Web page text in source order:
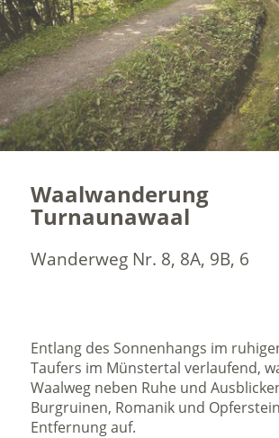
Waalwanderung
Turnaunawaal
Wanderweg Nr. 8, 8A, 9B, 6
Entlang des Sonnenhangs im
Taufers im Münstertal verlaufend,
Waalweg neben Ruhe und
Burgruinen, Romanik und
Entfernung auf.